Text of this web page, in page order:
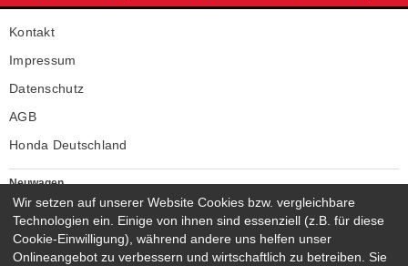
Kontakt
Impressum
Datenschutz
AGB
Honda Deutschland
Neuwagen
Honda Neuwagen
Gebrauchtwagen
Honda Gebrauchtwagen
Wir setzen auf unserer Website Cookies bzw. vergleichbare
Technologien ein. Einige von ihnen sind essenziell (z.B. für diese
Cookie-Einwilligung), während andere uns helfen unser
Onlineangebot zu verbessern und wirtschaftlich zu betreiben. Sie